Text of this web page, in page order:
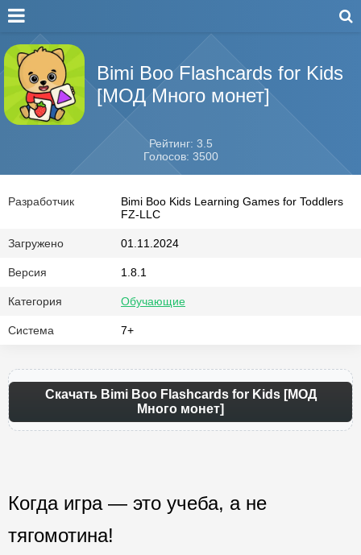
Bimi Boo Flashcards for Kids
[МОД Много монет]
Рейтинг: 3.5
Голосов: 3500
Разработчик
Bimi Boo Kids Learning Games for Toddlers
FZ-LLC
Загружено 01.11.2024
Версия 1.8.1
Категория Обучающие
Система 7+
Скачать Bimi Boo Flashcards for Kids [МОД
Много монет]
Когда игра — это учеба, а не
тягомотина!